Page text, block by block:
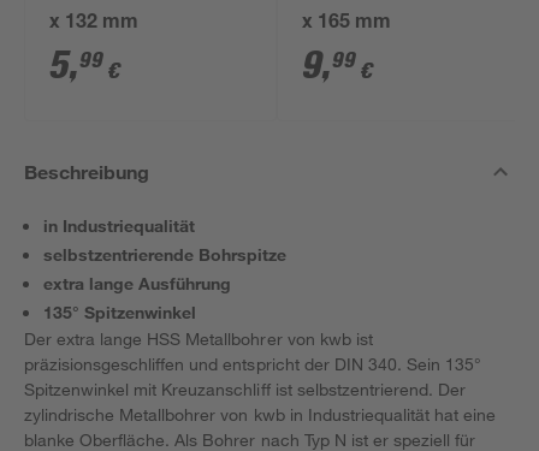
x 132 mm
5,99 €
x 165 mm
9,99 €
Beschreibung
in Industriequalität
selbstzentrierende Bohrspitze
extra lange Ausführung
135° Spitzenwinkel
Der extra lange HSS Metallbohrer von kwb ist
präzisionsgeschliffen und entspricht der DIN 340. Sein 135°
Spitzenwinkel mit Kreuzanschliff ist selbstzentrierend. Der
zylindrische Metallbohrer von kwb in Industriequalität hat eine
blanke Oberfläche. Als Bohrer nach Typ N ist er speziell für